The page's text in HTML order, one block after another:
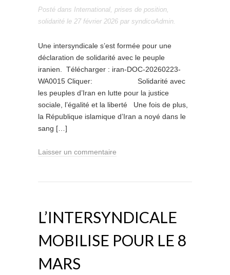
Posté dans International, prises de position,
solidarité le 27 février 2026 par syndicoAdmin.
Une intersyndicale s’est formée pour une
déclaration de solidarité avec le peuple
iranien. Télécharger : iran-DOC-20260223-
WA0015 Cliquer: Solidarité avec
les peuples d’Iran en lutte pour la justice
sociale, l’égalité et la liberté Une fois de plus,
la République islamique d’Iran a noyé dans le
sang […]
Laisser un commentaire
L’INTERSYNDICALE
MOBILISE POUR LE 8
MARS